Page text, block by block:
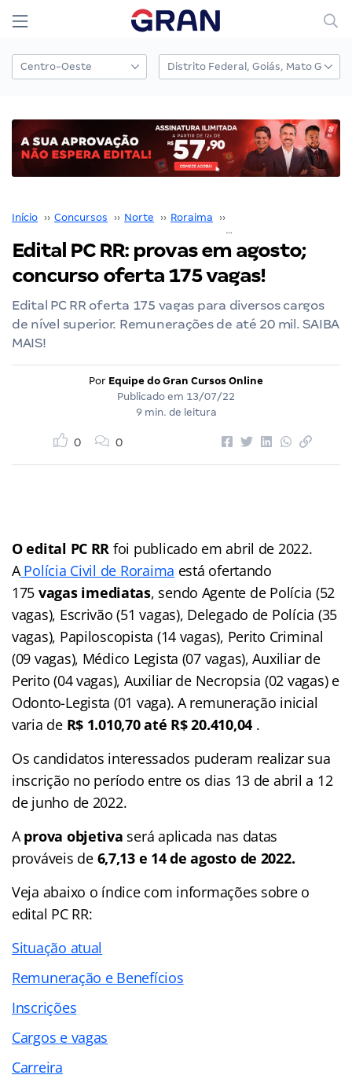
Início ›› Concursos ›› Norte ›› Roraima ››
Edital PC RR: provas em agosto;
concurso oferta 175 vagas!
Edital PC RR oferta 175 vagas para diversos cargos
de nível superior. Remunerações de até 20 mil. SAIBA
MAIS!
Por Equipe do Gran Cursos Online
Publicado em 13/07/22
9 min. de leitura
0 0
O edital PC RR foi publicado em abril de 2022.
APolícia Civil de Roraima está ofertando
175 vagas imediatas, sendo Agente de Polícia (52
vagas), Escrivão (51 vagas), Delegado de Polícia (35
vagas), Papiloscopista (14 vagas), Perito Criminal
(09 vagas), Médico Legista (07 vagas), Auxiliar de
Perito (04 vagas), Auxiliar de Necropsia (02 vagas) e
Odonto-Legista (01 vaga). A remuneração inicial
varia deR$ 1.010,70 até R$ 20.410,04 .
Os candidatos interessados puderam realizar sua
inscrição no período entre os dias 13 de abril a 12
de junho de 2022.
Aprova objetiva será aplicada nas datas
prováveis de 6,7,13 e 14 de agosto de 2022.
Veja abaixo o índicecom informações sobre o
edital PC RR:
Situação atual
Remuneração e Benefícios
Inscrições
Cargos e vagas
Carreira